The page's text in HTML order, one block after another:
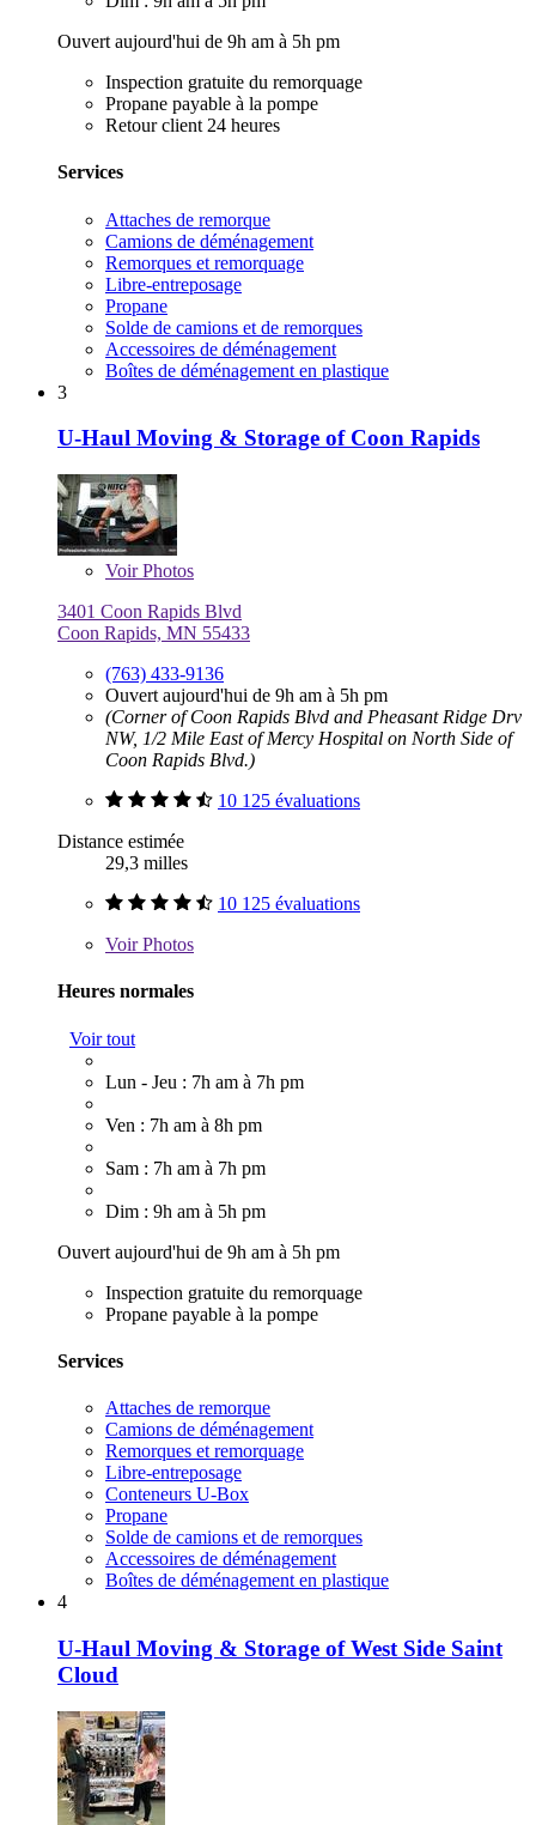
Ouvert aujourd'hui de 9h am à 5h pm
Inspection gratuite du remorquage
Propane payable à la pompe
Retour client 24 heures
Services
Attaches de remorque
Camions de déménagement
Remorques et remorquage
Libre-entreposage
Propane
Solde de camions et de remorques
Accessoires de déménagement
Boîtes de déménagement en plastique
3
U-Haul Moving & Storage of Coon Rapids
VoirPhotos
3401 Coon Rapids Blvd
Coon Rapids, MN 55433
(763) 433-9136
Ouvert aujourd'hui de 9h am à 5h pm
(Corner of Coon Rapids Blvd and Pheasant Ridge Drv
NW, 1/2 Mile East of Mercy Hospital on North Side of
Coon Rapids Blvd.)
10 125 évaluations
Distance estimée
29,3 milles
10 125 évaluations
VoirPhotos
Heures normales
Voir tout
Lun - Jeu : 7h am à 7h pm
Ven : 7h am à 8h pm
Sam : 7h am à 7h pm
Dim : 9h am à 5h pm
Ouvert aujourd'hui de 9h am à 5h pm
Inspection gratuite du remorquage
Propane payable à la pompe
Services
Attaches de remorque
Camions de déménagement
Remorques et remorquage
Libre-entreposage
Conteneurs U-Box
Propane
Solde de camions et de remorques
Accessoires de déménagement
Boîtes de déménagement en plastique
4
U-Haul Moving & Storage of West Side Saint
Cloud